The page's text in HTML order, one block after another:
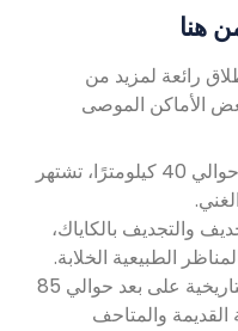
هنا
رائعة لمزيد من
الأماكن الموصى
مدينة ساحرة تقع على بعد حوالي 40 كيلومترًا، تشتهر
والتجديف بالكاياك،
الطبيعية الخلابة.
تقع هذه المدينة التاريخية على بعد حوالي 85
القديمة والمتاحف